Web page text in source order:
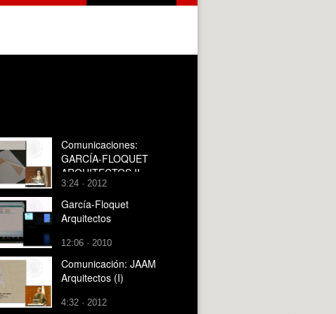
Comunicaciones:
GARCÍA-FLOQUET
ARQUITECTOS II
3:24 · 2012
García-Floquet
Arquitectos
12:06 · 2010
Comunicación: JAAM
Arquitectos (I)
4:32 · 2012